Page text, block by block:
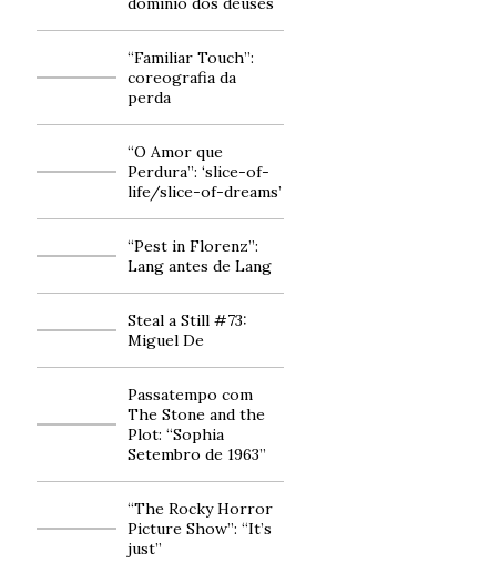
“Familiar Touch”:
coreografia da
perda
“O Amor que
Perdura”: ‘slice-of-
life/slice-of-dreams’
“Pest in Florenz”:
Lang antes de Lang
Steal a Still #73:
Miguel De
Passatempo com
The Stone and the
Plot: “Sophia
Setembro de 1963”
“The Rocky Horror
Picture Show”: “It’s
just”